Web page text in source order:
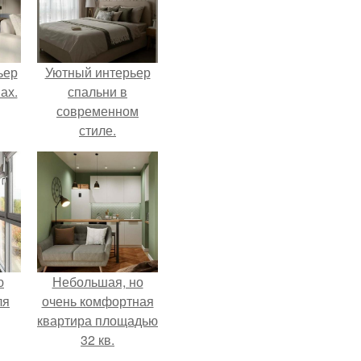
Уютный интерьер
спальни в
современном
стиле.
Небольшая, но
очень комфортная
квартира площадью
32 кв.